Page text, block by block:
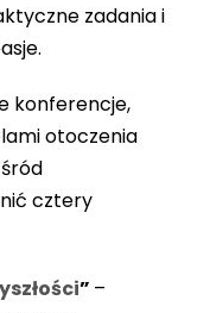
zadania i
konferencje,
otoczenia
cztery
” –